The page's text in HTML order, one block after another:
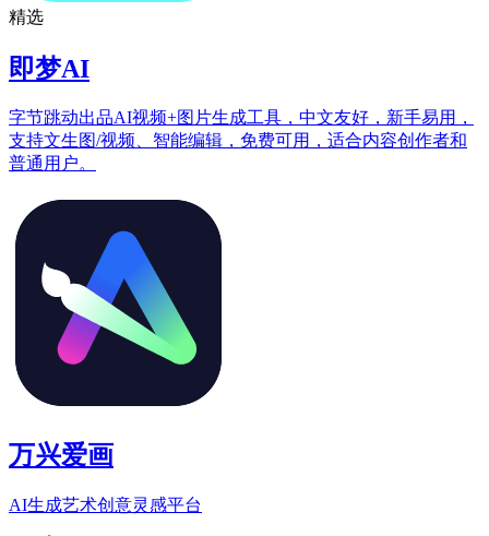
精选
即梦AI
字节跳动出品AI视频+图片生成工具，中文友好，新手易用，
支持文生图/视频、智能编辑，免费可用，适合内容创作者和
普通用户。
万兴爱画
AI生成艺术创意灵感平台